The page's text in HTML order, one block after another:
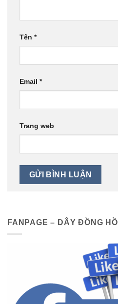
Tên *
Email *
Trang web
FANPAGE – DÂY ĐỒNG HỒ